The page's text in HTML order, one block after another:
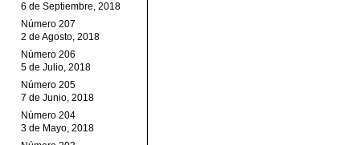
6 de Septiembre, 2018
Número 207
2 de Agosto, 2018
Número 206
5 de Julio, 2018
Número 205
7 de Junio, 2018
Número 204
3 de Mayo, 2018